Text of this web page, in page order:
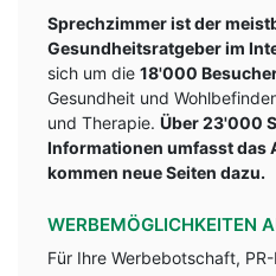
Sprechzimmer ist der
Gesundheitsratgeber im
sich um die 18'000
Gesundheit und
und Therapie. Über 23'000
Informationen umfasst das
kommen neue Seiten dazu.
WERBEMÖGLICHKEITEN
Für Ihre Werbebotschaft,